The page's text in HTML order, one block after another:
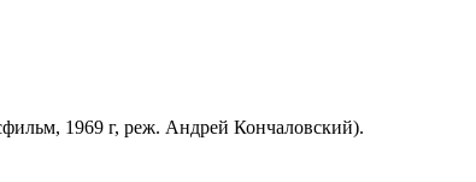
1969 г, реж. Андрей Кончаловский).